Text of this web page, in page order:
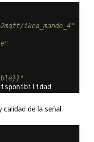
ikea_mando_4"
de la señal